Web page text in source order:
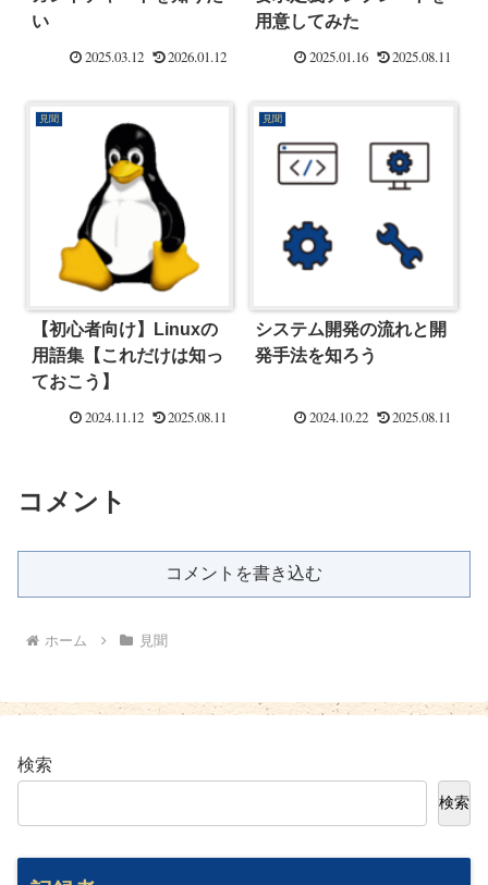
い
2025.03.12 2026.01.12
用意してみた
2025.01.16 2025.08.11
見聞
【初心者向け】Linuxの
用語集【これだけは知っ
ておこう】
2024.11.12 2025.08.11
見聞
システム開発の流れと開
発手法を知ろう
2024.10.22 2025.08.11
コメント
コメントを書き込む
ホーム 見聞
検索
検索